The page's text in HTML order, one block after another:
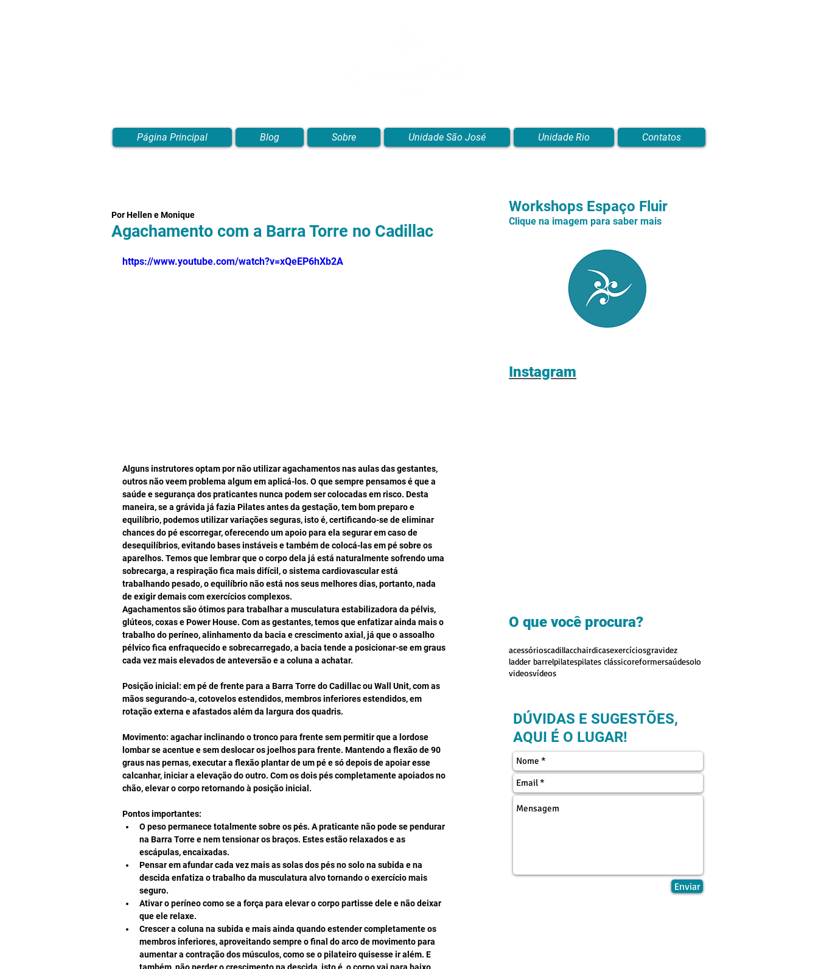
Agachamento com a Barra Torre no Cadillac
Por Hellen e Monique
https://www.youtube.com/watch?v=xQeEP6hXb2A
Alguns instrutores optam por não utilizar agachamentos nas aulas das gestantes,
outros não veem problema algum em aplicá-los. O que sempre pensamos é que a
saúde e segurança dos praticantes nunca podem ser colocadas em risco. Desta
maneira, se a grávida já fazia Pilates antes da gestação, tem bom preparo e
equilíbrio, podemos utilizar variações seguras, isto é, certificando-se de eliminar
chances do pé escorregar, oferecendo um apoio para ela segurar em caso de
desequilíbrios, evitando bases instáveis e também de colocá-las em pé sobre os
aparelhos. Temos que lembrar que o corpo dela já está naturalmente sofrendo uma
sobrecarga, a respiração fica mais difícil, o sistema cardiovascular está
trabalhando pesado, o equilíbrio não está nos seus melhores dias, portanto, nada
de exigir demais com exercícios complexos.
Agachamentos são ótimos para trabalhar a musculatura estabilizadora da pélvis,
glúteos, coxas e Power House. Com as gestantes, temos que enfatizar ainda mais o
trabalho do períneo, alinhamento da bacia e crescimento axial, já que o assoalho
pélvico fica enfraquecido e sobrecarregado, a bacia tende a posicionar-se em graus
cada vez mais elevados de anteversão e a coluna a achatar.
Posição inicial: em pé de frente para a Barra Torre do Cadillac ou Wall Unit, com as
mãos segurando-a, cotovelos estendidos, membros inferiores estendidos, em
rotação externa e afastados além da largura dos quadris.
Movimento: agachar inclinando o tronco para frente sem permitir que a lordose
lombar se acentue e sem deslocar os joelhos para frente. Mantendo a flexão de 90
graus nas pernas, executar a flexão plantar de um pé e só depois de apoiar esse
calcanhar, iniciar a elevação do outro. Com os dois pés completamente apoiados no
chão, elevar o corpo retornando à posição inicial.
Pontos importantes:
O peso permanece totalmente sobre os pés. A praticante não pode se pendurar
na Barra Torre e nem tensionar os braços. Estes estão relaxados e as
escápulas, encaixadas.
Pensar em afundar cada vez mais as solas dos pés no solo na subida e na
descida enfatiza o trabalho da musculatura alvo tornando o exercício mais
seguro.
Ativar o períneo como se a força para elevar o corpo partisse dele e não deixar
que ele relaxe.
Crescer a coluna na subida e mais ainda quando estender completamente os
membros inferiores, aproveitando sempre o final do arco de movimento para
aumentar a contração dos músculos, como se o pilateiro quisesse ir além. E
Workshops Espaço Fluir
Clique na imagem para saber mais
Instagram
O que você procura?
acessórioscadillacchairdicasexercíciosgravidez
ladder barrelpilatespilates clássicoreformersaúdesolo
videosvídeos
DÚVIDAS E SUGESTÕES,
AQUI É O LUGAR!
Enviar
Página Principal Blog Sobre Unidade São José Unidade Rio Contatos